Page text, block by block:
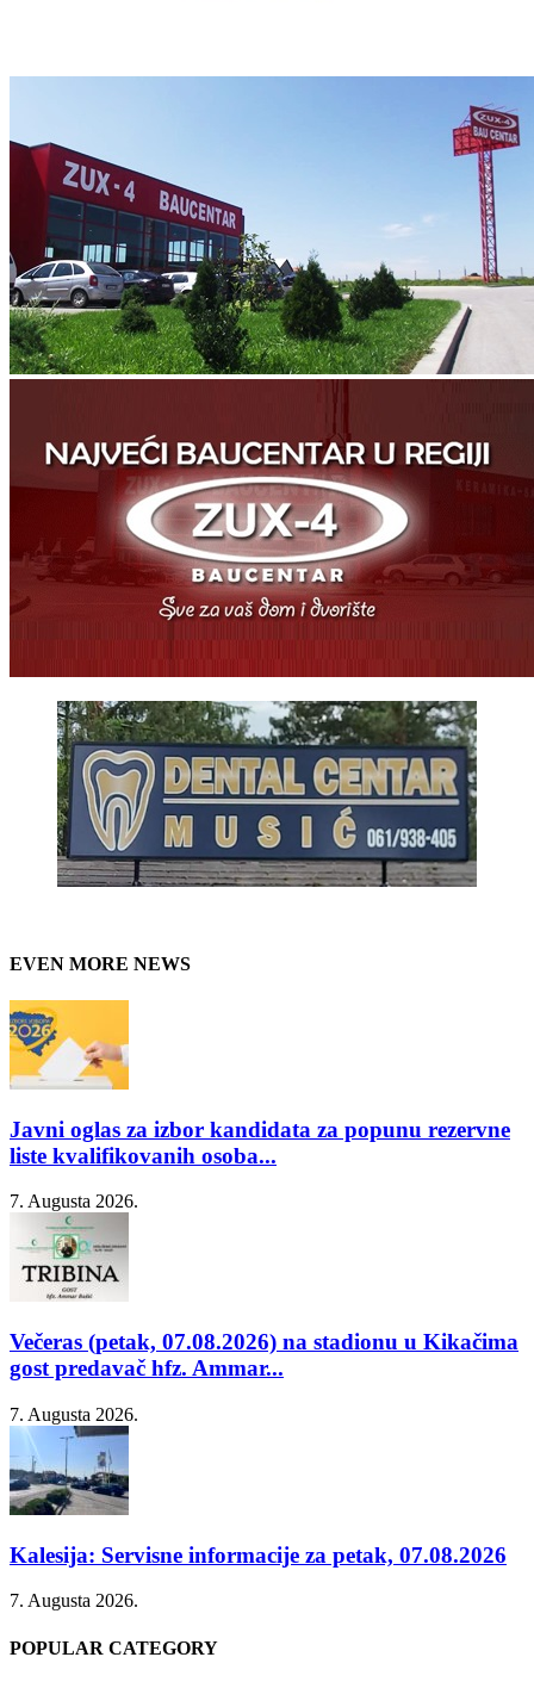
EVEN MORE NEWS
Javni oglas za izbor kandidata za popunu rezervne
liste kvalifikovanih osoba...
7. Augusta 2026.
Večeras (petak, 07.08.2026) na stadionu u Kikačima
gost predavač hfz. Ammar...
7. Augusta 2026.
Kalesija: Servisne informacije za petak, 07.08.2026
7. Augusta 2026.
POPULAR CATEGORY